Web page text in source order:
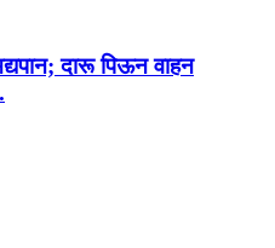
दारू पिऊन वाहन